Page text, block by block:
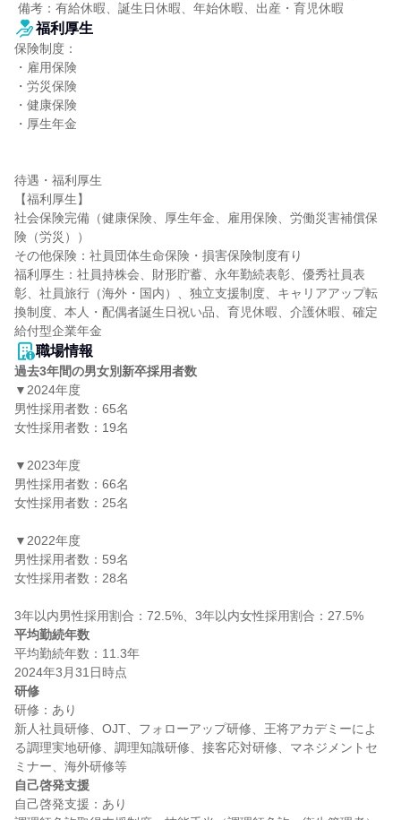
備考：有給休暇、誕生日休暇、年始休暇、出産・育児休暇
福利厚生
保険制度：
・雇用保険
・労災保険
・健康保険
・厚生年金
待遇・福利厚生
【福利厚生】
社会保険完備（健康保険、厚生年金、雇用保険、労働災害補償保
険（労災））
その他保険：社員団体生命保険・損害保険制度有り
福利厚生：社員持株会、財形貯蓄、永年勤続表彰、優秀社員表
彰、社員旅行（海外・国内）、独立支援制度、キャリアアップ転
換制度、本人・配偶者誕生日祝い品、育児休暇、介護休暇、確定
給付型企業年金
職場情報
過去3年間の男女別新卒採用者数
▼2024年度
男性採用者数：65名
女性採用者数：19名
▼2023年度
男性採用者数：66名
女性採用者数：25名
▼2022年度
男性採用者数：59名
女性採用者数：28名
平均勤続年数
平均勤続年数：11.3年
研修
研修：あり
新人社員研修、OJT、フォローアップ研修、王将アカデミーによ
る調理実地研修、調理知識研修、接客応対研修、マネジメントセ
自己啓発支援
自己啓発支援：あり